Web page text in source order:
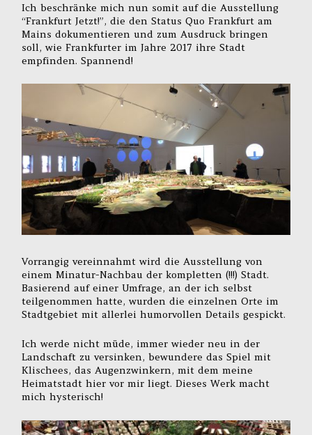
Ich beschränke mich nun somit auf die Ausstellung
“Frankfurt Jetzt!”, die den Status Quo Frankfurt am
Mains dokumentieren und zum Ausdruck bringen
soll, wie Frankfurter im Jahre 2017 ihre Stadt
empfinden. Spannend!
Vorrangig vereinnahmt wird die Ausstellung von
einem Minatur-Nachbau der kompletten (!!!) Stadt.
Basierend auf einer Umfrage, an der ich selbst
teilgenommen hatte, wurden die einzelnen Orte im
Stadtgebiet mit allerlei humorvollen Details gespickt.
Ich werde nicht müde, immer wieder neu in der
Landschaft zu versinken, bewundere das Spiel mit
Klischees, das Augenzwinkern, mit dem meine
Heimatstadt hier vor mir liegt. Dieses Werk macht
mich hysterisch!